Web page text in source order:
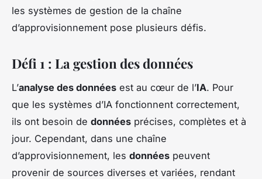
les systèmes de gestion de la chaîne
d’approvisionnement pose plusieurs défis.
Défi 1 : La gestion des données
L’analyse des données est au cœur de l’IA. Pour
que les systèmes d’IA fonctionnent correctement,
ils ont besoin de données précises, complètes et à
jour. Cependant, dans une chaîne
d’approvisionnement, les données peuvent
provenir de sources diverses et variées, rendant